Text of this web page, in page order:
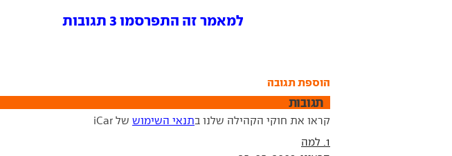
למאמר זה התפרסמו 3 תגובות
הוספת תגובה
תגובות
קראו את חוקי הקהילה שלנו בתנאי השימוש של iCar
1. למה